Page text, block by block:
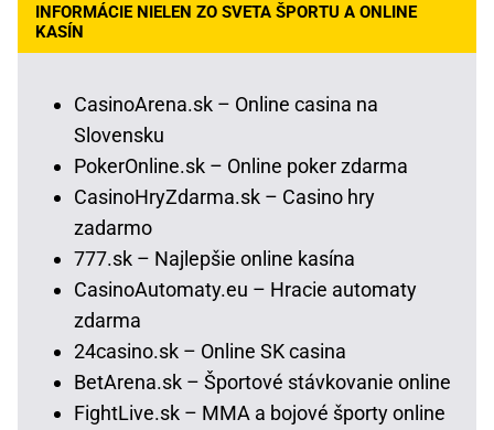
INFORMÁCIE NIELEN ZO SVETA ŠPORTU A ONLINE
KASÍN
CasinoArena.sk – Online casina na
Slovensku
PokerOnline.sk – Online poker zdarma
CasinoHryZdarma.sk – Casino hry
zadarmo
777.sk – Najlepšie online kasína
CasinoAutomaty.eu – Hracie automaty
zdarma
24casino.sk – Online SK casina
BetArena.sk – Športové stávkovanie online
FightLive.sk – MMA a bojové športy online